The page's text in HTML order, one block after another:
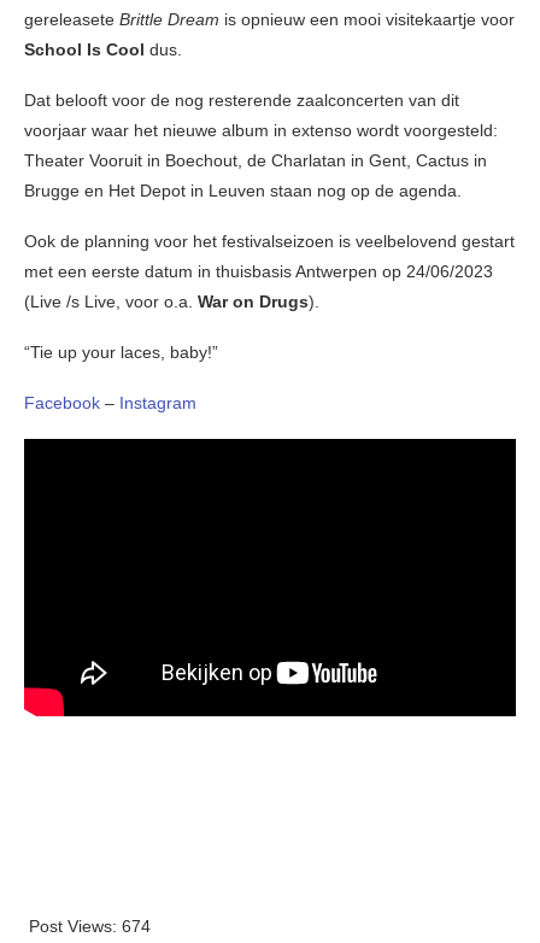
gereleasete Brittle Dream is opnieuw een mooi visitekaartje voor
School Is Cool dus.
Dat belooft voor de nog resterende zaalconcerten van dit
voorjaar waar het nieuwe album in extenso wordt voorgesteld:
Theater Vooruit in Boechout, de Charlatan in Gent, Cactus in
Brugge en Het Depot in Leuven staan nog op de agenda.
Ook de planning voor het festivalseizoen is veelbelovend gestart
met een eerste datum in thuisbasis Antwerpen op 24/06/2023
(Live /s Live, voor o.a. War on Drugs).
“Tie up your laces, baby!”
Facebook – Instagram
Post Views: 674